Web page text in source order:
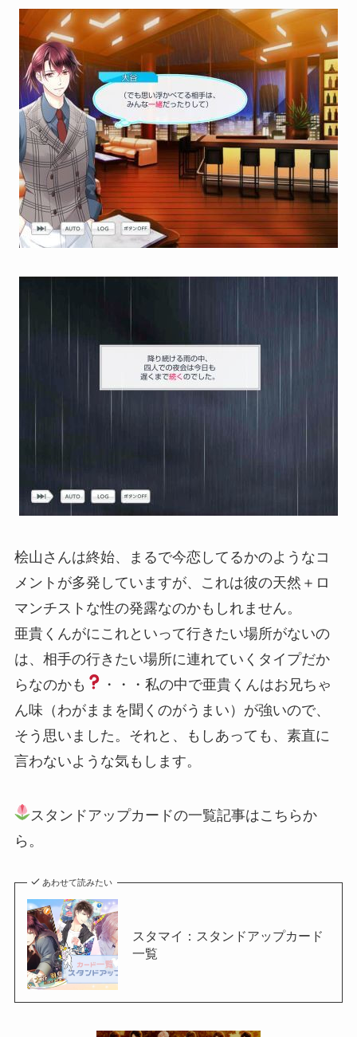
桧山さんは終始、まるで今恋してるかのようなコ
メントが多発していますが、これは彼の天然＋ロ
マンチストな性の発露なのかもしれません。
亜貴くんがにこれといって行きたい場所がないの
は、相手の行きたい場所に連れていくタイプだか
らなのかも
・・・私の中で亜貴くんはお兄ちゃ
ん味（わがままを聞くのがうまい）が強いので、
そう思いました。それと、もしあっても、素直に
言わないような気もします。
スタンドアップカードの一覧記事はこちらか
ら。
あわせて読みたい
スタマイ：スタンドアップカード
一覧